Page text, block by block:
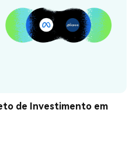
de Investimento em